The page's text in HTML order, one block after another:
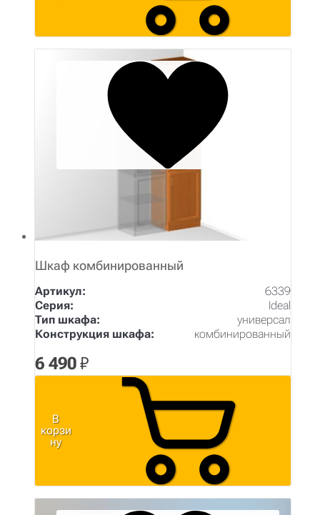
Шкаф комбинированный
Артикул:
6339
Серия:
Ideal
Тип шкафа:
универсал
Конструкция шкафа:
комбинированный
6 490₽
В
корзи
ну